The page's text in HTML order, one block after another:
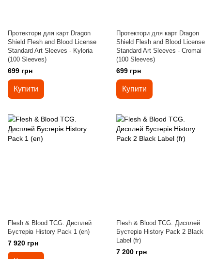
Протектори для карт Dragon
Shield Flesh and Blood License
Standard Art Sleeves - Kyloria
(100 Sleeves)
699 грн
Купити
Протектори для карт Dragon
Shield Flesh and Blood License
Standard Art Sleeves - Cromai
(100 Sleeves)
699 грн
Купити
Flesh & Blood TCG. Дисплей
Бустерів History Pack 1 (en)
7 920 грн
Flesh & Blood TCG. Дисплей
Бустерів History Pack 2 Black
Label (fr)
7 200 грн